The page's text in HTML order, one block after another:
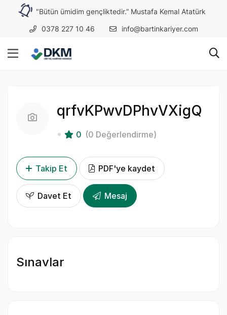
"Bütün ümidim gençliktedir.” Mustafa Kemal Atatürk
0378 227 10 46 info@bartinkariyer.com
qrfvKPwvDPhvVXigQ
0 (0 Değerlendirme)
Takip Et PDF'ye kaydet
Davet Et Mesaj
Sınavlar